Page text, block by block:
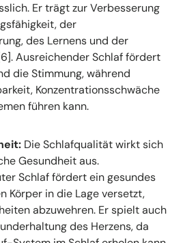
Er trägt zur Verbesserung
der
des Lernens und der
Ausreichender Schlaf fördert
die Stimmung, während
Konzentrationsschwäche
führen kann.
Die Schlafqualität wirkt sich
Gesundheit aus.
Schlaf fördert ein gesundes
Körper in die Lage versetzt,
abzuwehren. Er spielt auch
des Herzens, da